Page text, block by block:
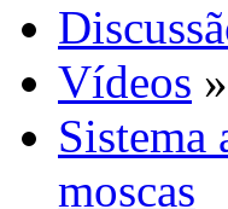
Vídeos »
Sistema
moscas